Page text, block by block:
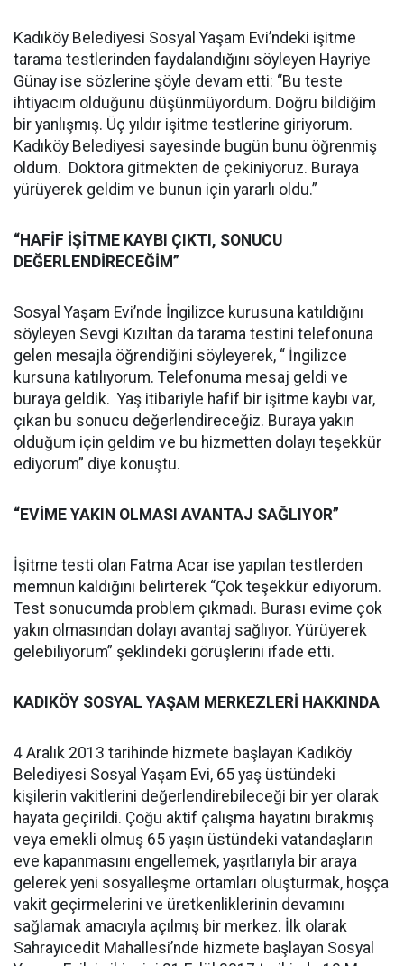
Kadıköy Belediyesi Sosyal Yaşam Evi’ndeki işitme
tarama testlerinden faydalandığını söyleyen Hayriye
Günay ise sözlerine şöyle devam etti: “Bu teste
ihtiyacım olduğunu düşünmüyordum. Doğru bildiğim
bir yanlışmış. Üç yıldır işitme testlerine giriyorum.
Kadıköy Belediyesi sayesinde bugün bunu öğrenmiş
oldum. Doktora gitmekten de çekiniyoruz. Buraya
yürüyerek geldim ve bunun için yararlı oldu.”
“HAFİF İŞİTME KAYBI ÇIKTI, SONUCU
DEĞERLENDİRECEĞİM”
Sosyal Yaşam Evi’nde İngilizce kurusuna katıldığını
söyleyen Sevgi Kızıltan da tarama testini telefonuna
gelen mesajla öğrendiğini söyleyerek, “ İngilizce
kursuna katılıyorum. Telefonuma mesaj geldi ve
buraya geldik. Yaş itibariyle hafif bir işitme kaybı var,
çıkan bu sonucu değerlendireceğiz. Buraya yakın
olduğum için geldim ve bu hizmetten dolayı teşekkür
ediyorum” diye konuştu.
“EVİME YAKIN OLMASI AVANTAJ SAĞLIYOR”
İşitme testi olan Fatma Acar ise yapılan testlerden
memnun kaldığını belirterek “Çok teşekkür ediyorum.
Test sonucumda problem çıkmadı. Burası evime çok
yakın olmasından dolayı avantaj sağlıyor. Yürüyerek
gelebiliyorum” şeklindeki görüşlerini ifade etti.
KADIKÖY SOSYAL YAŞAM MERKEZLERİ HAKKINDA
4 Aralık 2013 tarihinde hizmete başlayan Kadıköy
Belediyesi Sosyal Yaşam Evi, 65 yaş üstündeki
kişilerin vakitlerini değerlendirebileceği bir yer olarak
hayata geçirildi. Çoğu aktif çalışma hayatını bırakmış
veya emekli olmuş 65 yaşın üstündeki vatandaşların
eve kapanmasını engellemek, yaşıtlarıyla bir araya
gelerek yeni sosyalleşme ortamları oluşturmak, hoşça
vakit geçirmelerini ve üretkenliklerinin devamını
sağlamak amacıyla açılmış bir merkez. İlk olarak
Sahrayıcedit Mahallesi’nde hizmete başlayan Sosyal